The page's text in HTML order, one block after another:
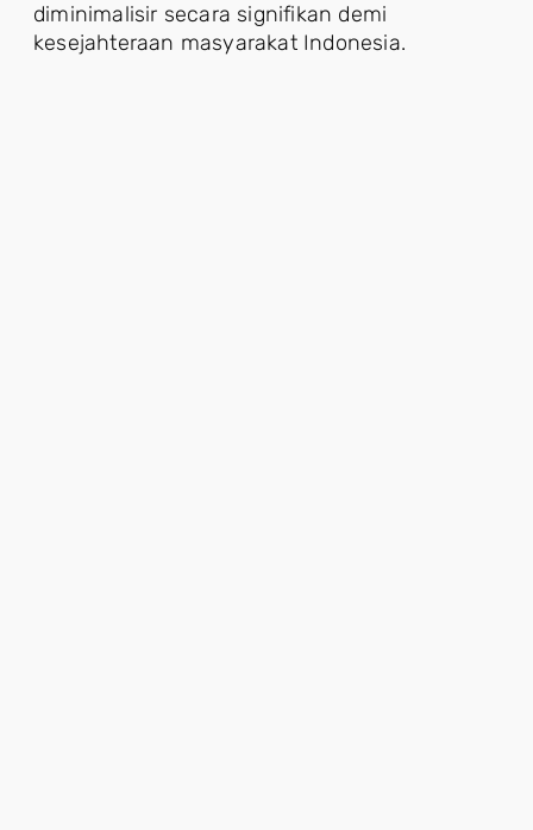
diminimalisir secara signifikan demi
kesejahteraan masyarakat Indonesia.